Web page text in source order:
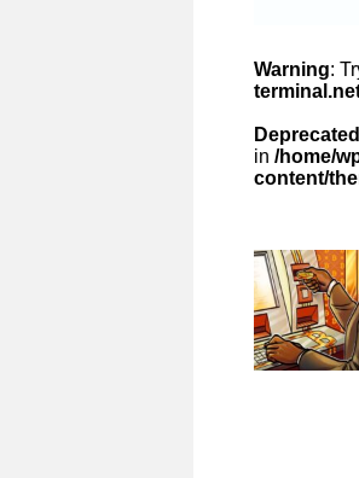
Warning:
Deprecated
in /home/
content/